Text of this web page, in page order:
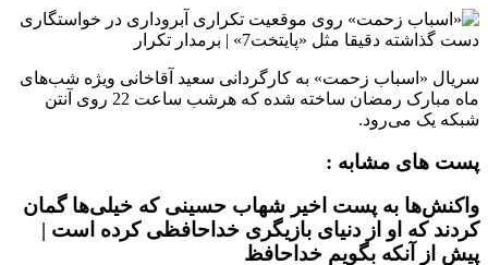
سریال «اسباب زحمت» به کارگردانی سعید آقاخانی ویژه شب‌های
ماه مبارک رمضان ساخته شده که هرشب ساعت 22 روی آنتن
شبکه یک می‌رود.
پست های مشابه :
واکنش‌ها به پست اخیر شهاب حسینی که خیلی‌ها گمان
کردند که او از دنیای بازیگری خداحافظی کرده است |
پیش از آنکه بگویم خداحافظ